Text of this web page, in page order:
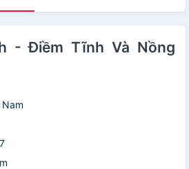
- Điềm Tĩnh Và Nồng